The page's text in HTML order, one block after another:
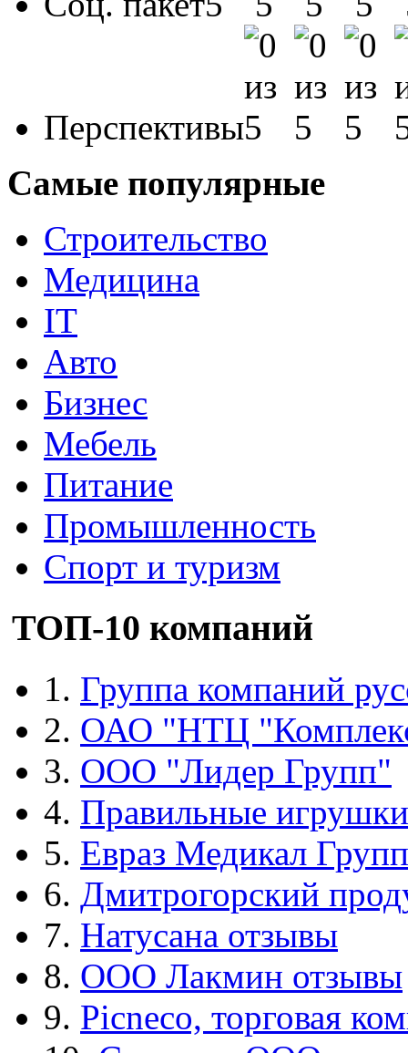
Перспективы
Самые популярные
Строительство
Медицина
IT
Авто
Бизнес
Мебель
Питание
Промышленность
Спорт и туризм
ТОП-10 компаний
1. Группа компаний
2. ОАО "НТЦ
3. ООО "Лидер Групп"
4. Правильные игрушки
5. Евраз Медикал Групп
6. Дмитрогорский
7. Натусана отзывы
8. ООО Лакмин отзывы
9. Picneco, торговая